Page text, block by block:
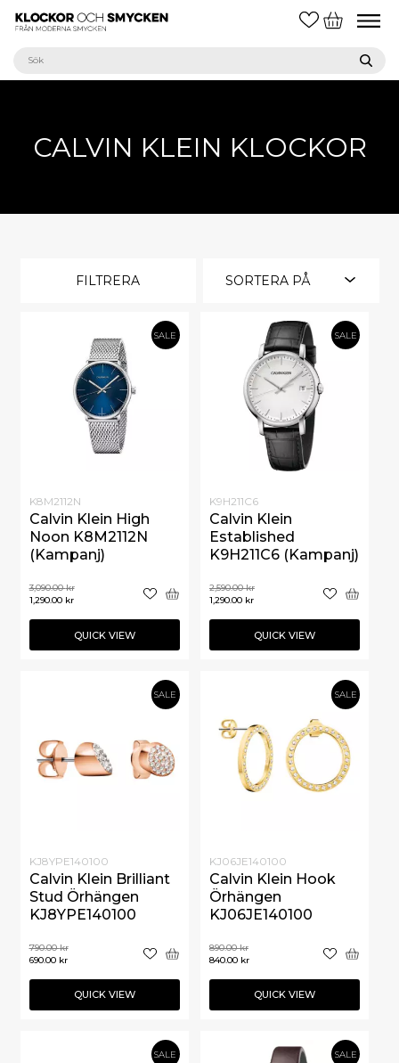
CALVIN KLEIN KLOCKOR
FILTRERA SORTERA PÅ
SALE
K8M2112N
Calvin Klein High
Noon K8M2112N
(Kampanj)
3,090.00kr
1,290.00 kr
QUICK VIEW
SALE
K9H211C6
Calvin Klein
Established
K9H211C6 (Kampanj)
2,590.00kr
1,290.00 kr
QUICK VIEW
SALE
KJ8YPE140100
Calvin Klein Brilliant
Stud Örhängen
KJ8YPE140100
790.00kr
690.00 kr
QUICK VIEW
SALE
KJ06JE140100
Calvin Klein Hook
Örhängen
KJ06JE140100
890.00kr
840.00 kr
QUICK VIEW
SALE SALE